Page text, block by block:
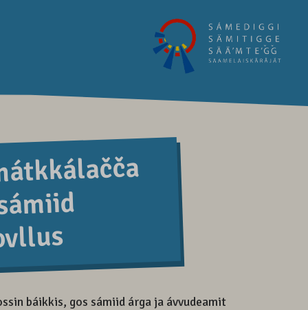
báikkis, gos sámiid árga ja ávvudeamit